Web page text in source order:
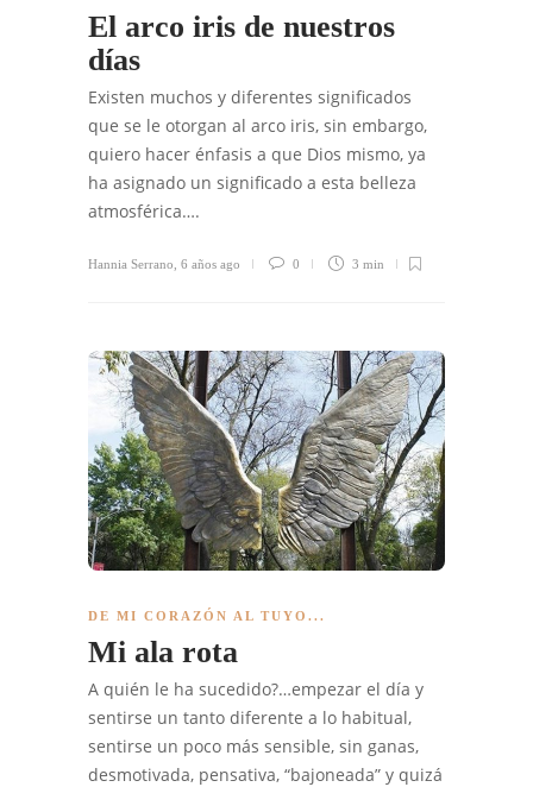
El arco iris de nuestros
días
Existen muchos y diferentes significados
que se le otorgan al arco iris, sin embargo,
quiero hacer énfasis a que Dios mismo, ya
ha asignado un significado a esta belleza
atmosférica….
Hannia Serrano 6 años ago 0 3 min
DE MI CORAZÓN AL TUYO...
Mi ala rota
A quién le ha sucedido?…empezar el día y
sentirse un tanto diferente a lo habitual,
sentirse un poco más sensible, sin ganas,
desmotivada, pensativa, “bajoneada” y quizá